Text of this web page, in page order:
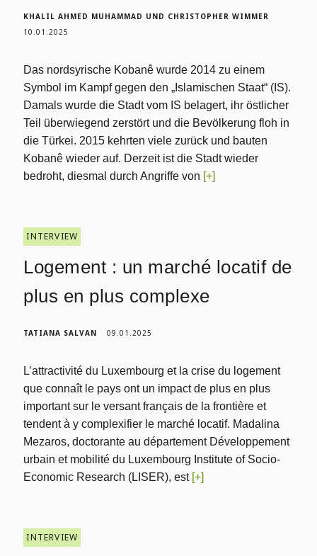
KHALIL AHMED MUHAMMAD UND CHRISTOPHER WIMMER
10.01.2025
Das nordsyrische Kobanê wurde 2014 zu einem
Symbol im Kampf gegen den „Islamischen Staat“ (IS).
Damals wurde die Stadt vom IS belagert, ihr östlicher
Teil überwiegend zerstört und die Bevölkerung floh in
die Türkei. 2015 kehrten viele zurück und bauten
Kobanê wieder auf. Derzeit ist die Stadt wieder
bedroht, diesmal durch Angriffe von [+]
INTERVIEW
Logement : un marché locatif de
plus en plus complexe
TATIANA SALVAN 09.01.2025
L’attractivité du Luxembourg et la crise du logement
que connaît le pays ont un impact de plus en plus
important sur le versant français de la frontière et
tendent à y complexifier le marché locatif. Madalina
Mezaros, doctorante au département Développement
urbain et mobilité du Luxembourg Institute of Socio-
Economic Research (LISER), est [+]
INTERVIEW